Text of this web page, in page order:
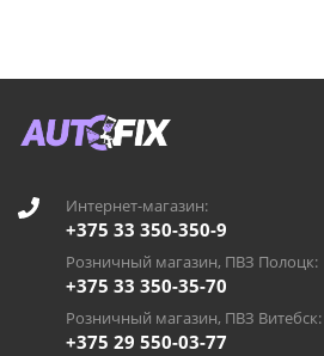
Интернет-магазин:
+375 33 350-350-9
Розничный магазин, ПВЗ Полоцк:
+375 33 350-35-70
Розничный магазин, ПВЗ Витебск:
+375 29 550-03-77